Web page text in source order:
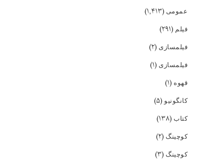
عمومی (۱,۴۱۳)
فیلم (۲۹۱)
فیلمسازی (۲)
فیلمسازی (۱)
قهوه (۱)
کانگونیو(۵)
کتاب (۱۳۸)
کوچینگ (۲)
کوچینگ (۳)